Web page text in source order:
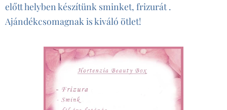
előtt helyben készítünk sminket, frizurát .
Ajándékcsomagnak is kiváló ötlet!